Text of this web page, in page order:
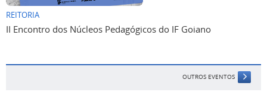
REITORIA
II Encontro dos Núcleos Pedagógicos do IF Goiano
OUTROS EVENTOS